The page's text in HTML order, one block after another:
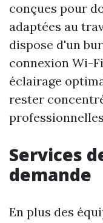
conçues pour
adaptées au
dispose d'un
connexion Wi-
éclairage
rester
Services
demande
En plus des